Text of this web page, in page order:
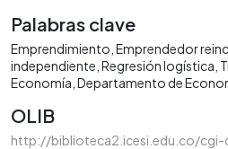
Palabras clave
Emprendimiento Emprendedor
independiente Regresión logística
Economía Departamento de
OLIB
http://biblioteca2.icesi.edu.co/cgi-